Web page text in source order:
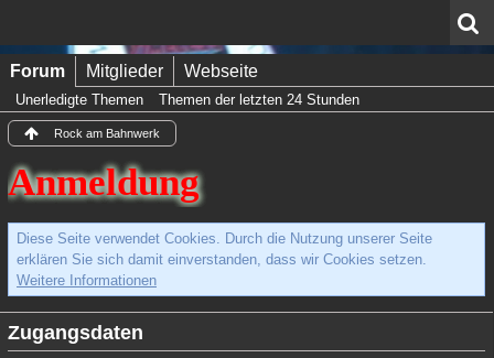
Forum Mitglieder Webseite
Unerledigte Themen Themen der letzten 24 Stunden
Rock am Bahnwerk
Anmeldung
Diese Seite verwendet Cookies. Durch die Nutzung unserer Seite
erklären Sie sich damit einverstanden, dass wir Cookies setzen.
Weitere Informationen
Zugangsdaten